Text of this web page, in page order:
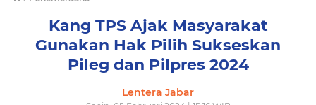
Kang TPS Ajak Masyarakat
Gunakan Hak Pilih Sukseskan
Pileg dan Pilpres 2024
Lentera Jabar